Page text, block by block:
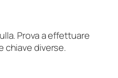
Prova a effettuare
chiave diverse.